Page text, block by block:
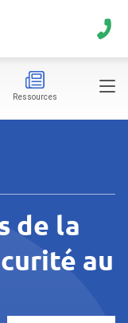
Ressources
de la
au